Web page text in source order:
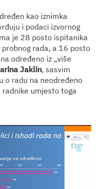
kao iznimka
i podaci izvornog
je 28 posto ispitanika
rada, a 16 posto
određeno iz „više
Jaklin, sasvim
o radu na neodređeno
umjesto toga